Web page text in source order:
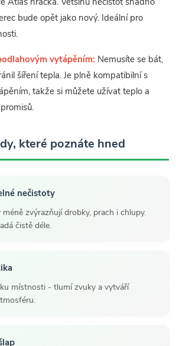
bude opět jako nový. Ideální pro
vytápěním: Nemusíte se bát,
šíření tepla. Je plně kompatibilní s
takže si můžete užívat teplo a
které poznáte hned
nečistoty
zvýrazňují drobky, prach i chlupy.
čistě déle.
místnosti - tlumí zvuky a vytváří